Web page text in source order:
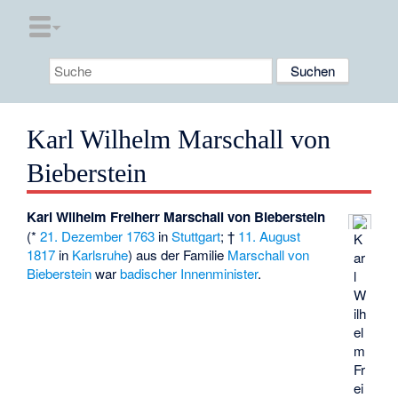
Karl Wilhelm Marschall von
Bieberstein
K
ar
l
W
ilh
el
m
Fr
ei
Karl Wilhelm Freiherr Marschall von Bieberstein
(*21. Dezember 1763 inStuttgart; † 11. August
1817 in Karlsruhe) aus der Familie Marschall von
Biebersteinwarbadischer Innenminister.